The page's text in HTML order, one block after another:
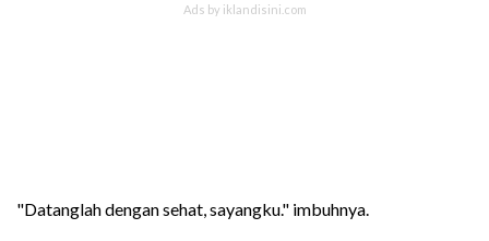
"Datanglah dengan sehat, sayangku." imbuhnya.